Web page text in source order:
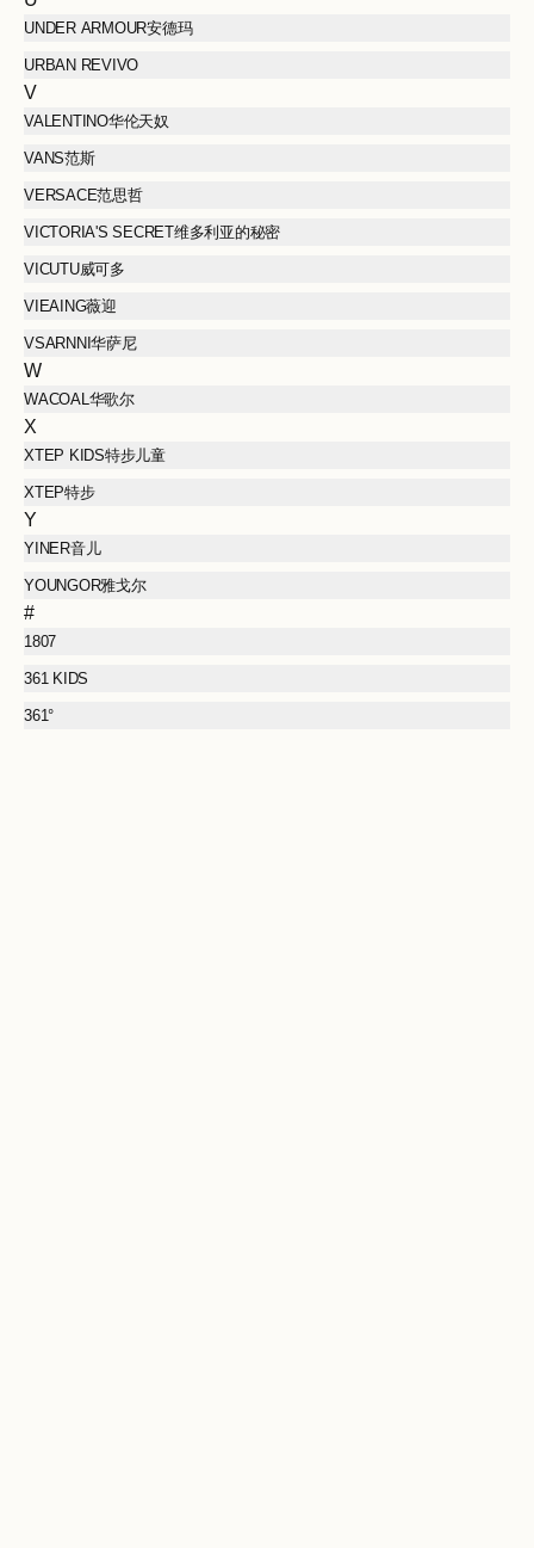
UNDER ARMOUR安德玛
URBAN REVIVO
V
VALENTINO华伦天奴
VANS范斯
VERSACE范思哲
VICTORIA'S SECRET维多利亚的秘密
VICUTU威可多
VIEAING薇迎
VSARNNI华萨尼
W
WACOAL华歌尔
X
XTEP KIDS特步儿童
XTEP特步
Y
YINER音儿
YOUNGOR雅戈尔
#
1807
361 KIDS
361°